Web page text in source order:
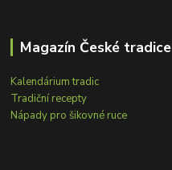
Magazín České tradice
Kalendárium tradic
Tradiční recepty
Nápady pro šikovné ruce